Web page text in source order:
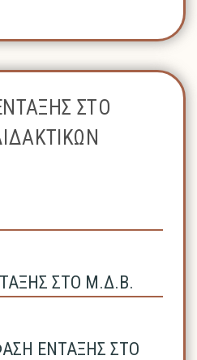
ΣΤΟ
ΣΤΟ Μ.Δ.Β.
ΕΝΤΑΞΗΣ ΣΤΟ